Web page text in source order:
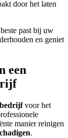
door het laten
past bij uw
en geniet
een
voor het
manier reinigen
.